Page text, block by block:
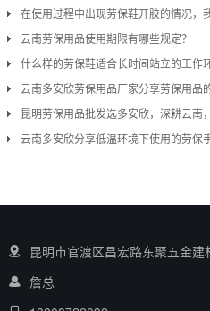
在使用过程中出现劳保鞋开胶的情况，
云南劳保用品使用期限有哪些规定？
云南多安欣劳保用品厂家分享劳保用品
昆明劳保用品批发选多安欣，深耕云南
云南多安欣分享低温环境下使用的劳保
昆明市官渡区昌宏路东聚五金
詹总